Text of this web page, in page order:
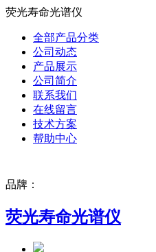
荧光寿命光谱仪
全部产品分类
公司动态
产品展示
公司简介
联系我们
在线留言
技术方案
帮助中心
品牌：
荧光寿命光谱仪